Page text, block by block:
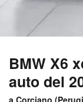
BMW X6
auto del
a Corciano (